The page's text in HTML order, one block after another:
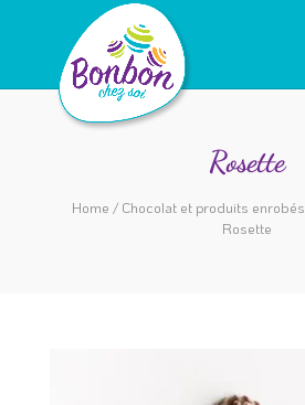
Rosette
Home / Chocolat et produits enrobés
Rosette